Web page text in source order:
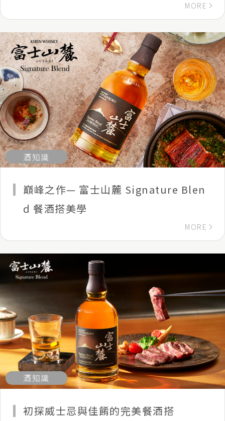
MORE
酒知識
巔峰之作— 富士山麓 Signature Blen
d 餐酒搭美學
MORE
酒知識
初探威士忌與佳餚的完美餐酒搭